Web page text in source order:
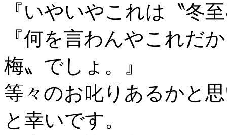
『いやいやこれは〝冬
『何を言わんやこれだ
梅〟でしょ。』
等々のお叱りあるかと
と幸いです。